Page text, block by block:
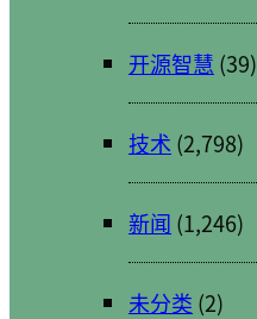
开源智慧 (39)
技术 (2,798)
新闻 (1,246)
未分类 (2)